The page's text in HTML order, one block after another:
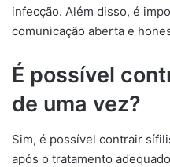
infecção. Além disso, é
comunicação aberta e
É possível
de uma vez?
Sim, é possível contrair
após o tratamento